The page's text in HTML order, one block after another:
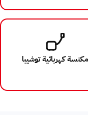
مكنسة كهربائية توشيبا